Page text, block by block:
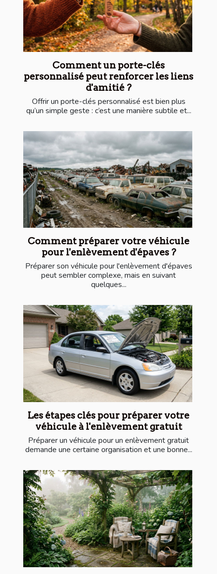
Comment un porte-clés
personnalisé peut renforcer les liens
d'amitié ?
Offrir un porte-clés personnalisé est bien plus
qu’un simple geste : c’est une manière subtile et...
Comment préparer votre véhicule
pour l'enlèvement d'épaves ?
Préparer son véhicule pour l'enlèvement d'épaves
peut sembler complexe, mais en suivant
quelques...
Les étapes clés pour préparer votre
véhicule à l'enlèvement gratuit
Préparer un véhicule pour un enlèvement gratuit
demande une certaine organisation et une bonne...